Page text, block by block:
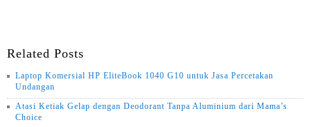
Related Posts
Laptop Komersial HP EliteBook 1040 G10 untuk Jasa Percetakan
Undangan
Atasi Ketiak Gelap dengan Deodorant Tanpa Aluminium dari Mama’s
Choice